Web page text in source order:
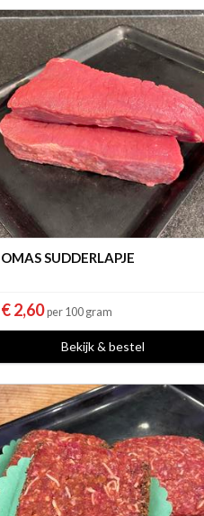
OMAS SUDDERLAPJE
€ 2,60per 100 gram
Bekijk & bestel